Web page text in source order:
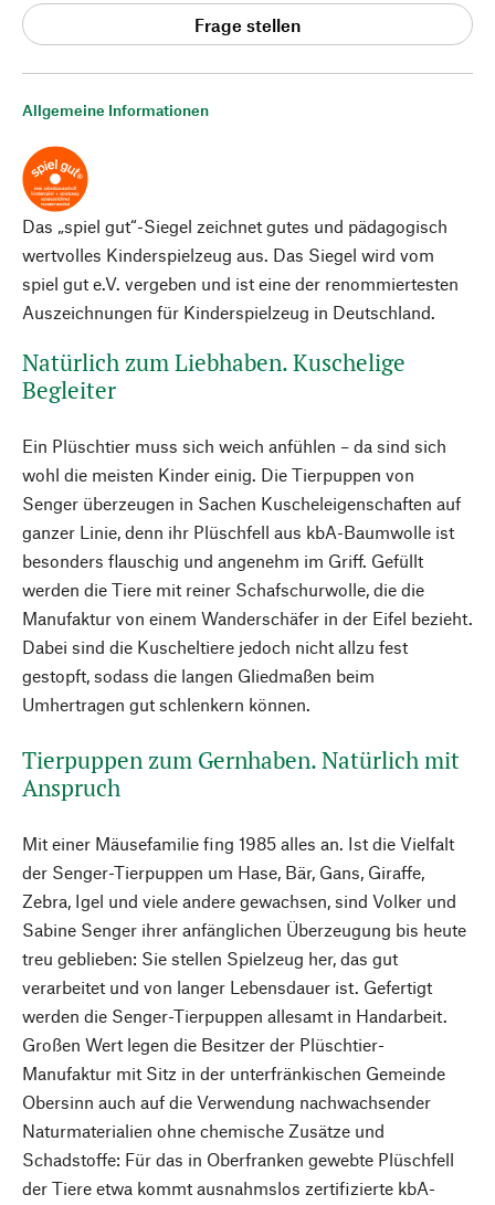
Allgemeine Informationen
Das „spiel gut“-Siegel zeichnet gutes und pädagogisch
wertvolles Kinderspielzeug aus. Das Siegel wird vom
spiel gut e.V. vergeben und ist eine der renommiertesten
Auszeichnungen für Kinderspielzeug in Deutschland.
Natürlich zum Liebhaben. Kuschelige
Begleiter
Ein Plüschtier muss sich weich anfühlen – da sind sich
wohl die meisten Kinder einig. Die Tierpuppen von
Senger überzeugen in Sachen Kuscheleigenschaften auf
ganzer Linie, denn ihr Plüschfell aus kbA-Baumwolle ist
besonders flauschig und angenehm im Griff. Gefüllt
werden die Tiere mit reiner Schafschurwolle, die die
Manufaktur von einem Wanderschäfer in der Eifel bezieht.
Dabei sind die Kuscheltiere jedoch nicht allzu fest
gestopft, sodass die langen Gliedmaßen beim
Umhertragen gut schlenkern können.
Tierpuppen zum Gernhaben. Natürlich mit
Anspruch
Mit einer Mäusefamilie fing 1985 alles an. Ist die Vielfalt
der Senger-Tierpuppen um Hase, Bär, Gans, Giraffe,
Zebra, Igel und viele andere gewachsen, sind Volker und
Sabine Senger ihrer anfänglichen Überzeugung bis heute
treu geblieben: Sie stellen Spielzeug her, das gut
verarbeitet und von langer Lebensdauer ist. Gefertigt
werden die Senger-Tierpuppen allesamt in Handarbeit.
Großen Wert legen die Besitzer der Plüschtier-
Manufaktur mit Sitz in der unterfränkischen Gemeinde
Obersinn auch auf die Verwendung nachwachsender
Naturmaterialien ohne chemische Zusätze und
Schadstoffe: Für das in Oberfranken gewebte Plüschfell
der Tiere etwa kommt ausnahmslos zertifizierte kbA-
Frage stellen